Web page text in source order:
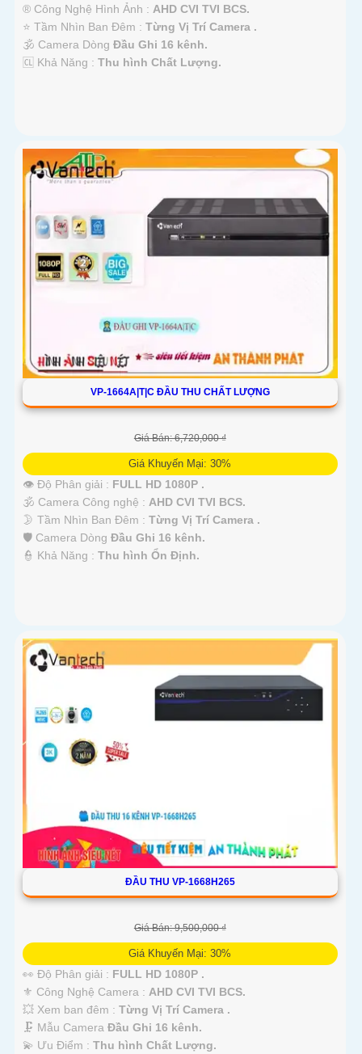
®️ Công Nghệ Hình Ảnh : AHD CVI TVI BCS.
⭐ Tầm Nhìn Ban Đêm : Từng Vị Trí Camera .
🕉️ Camera Dòng Đầu Ghi 16 kênh.
️🆑 Khả Năng : Thu hình Chất Lượng.
VP-1664A|T|C ĐẦU THU CHẤT LƯỢNG
Giá Bán: 6,720,000 ₫
Giá Khuyến Mại: 30%
👁 Độ Phân giải : FULL HD 1080P .
🕉️ Camera Công nghệ : AHD CVI TVI BCS.
🌛 Tầm Nhìn Ban Đêm : Từng Vị Trí Camera .
🛡 Camera Dòng Đầu Ghi 16 kênh.
️👮 Khả Năng : Thu hình Ổn Định.
ĐẦU THU VP-1668H265
Giá Bán: 9,500,000 ₫
Giá Khuyến Mại: 30%
👀 Độ Phân giải : FULL HD 1080P .
⚜️ Công Nghệ Camera : AHD CVI TVI BCS.
💥 Xem ban đêm : Từng Vị Trí Camera .
🗜️ Mẫu Camera Đầu Ghi 16 kênh.
️💫 Ưu Điểm : Thu hình Chất Lượng.